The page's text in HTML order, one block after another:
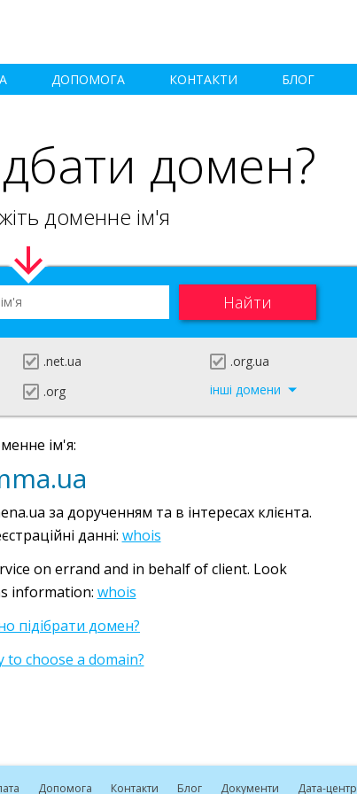
ДОПОМОГА КОНТАКТИ БЛОГ
домен?
доменне ім'я
.net.ua .org.ua
.org інші домени
ім'я:
за дорученням та в інтересах клієнта.
данні: whois
on errand and in behalf of client. Look
information: whois
підібрати домен?
to choose a domain?
Допомога Контакти Блог Документи Дата-центр